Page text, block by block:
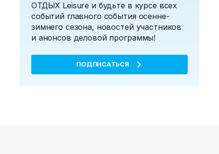
ОТДЫХ Leisure и будьте в курсе всех
событий главного события осенне-
зимнего сезона, новостей участников
и анонсов деловой программы!
ПОДПИСАТЬСЯ